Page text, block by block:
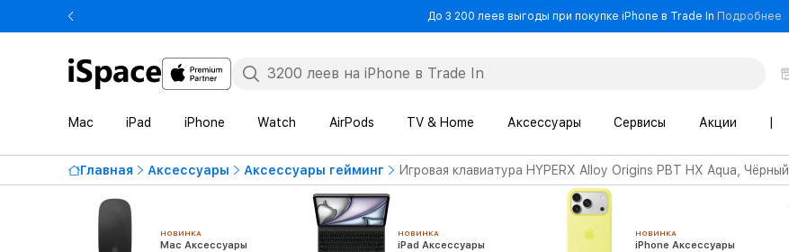
До 3 200 леев выгоды при покупке iPhone в Trade In Подробнее
Mac iPad iPhone Watch AirPods TV & Home Аксессуары Сервисы Акции
Главная Аксессуары Аксессуары гейминг Игровая клавиатура HYPERX Alloy Origins PBT HX Aqua, Чёрный
НОВИНКА
Mac Аксессуары
НОВИНКА
iPad Аксессуары
НОВИНКА
iPhone Аксессуары